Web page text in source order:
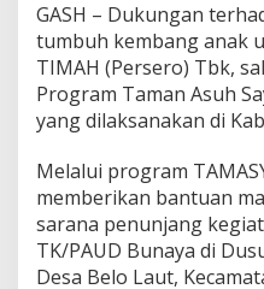
GASH – Dukungan
tumbuh kembang anak
TIMAH (Persero) Tbk,
Program Taman Asuh
yang dilaksanakan di
Melalui program
memberikan bantuan
sarana penunjang
TK/PAUD Bunaya di
Desa Belo Laut,